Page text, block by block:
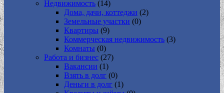
Недвижимость (14)
Дома, дачи, коттеджи (2)
Земельные участки (0)
Квартиры (9)
Коммерческая недвижимость (3)
Комнаты (0)
Работа и бизнес (27)
Вакансии (1)
Взять в долг (0)
Деньги в долг (1)